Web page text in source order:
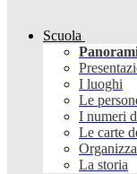
Scuola
I luoghi
Le
I numeri
Le carte
La storia